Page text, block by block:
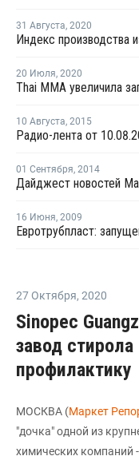
31 Августа, 2020
20 Июля, 2020
10 Августа, 2015
Радио-лента от
01 Сентября, 2014
Дайджест новостей
16 Июня, 2009
Евротрубпласт:
27 Октября, 2020
Sinopec
завод
профилактику
МОСКВА (Маркет
"дочка" одной из
химических компаний